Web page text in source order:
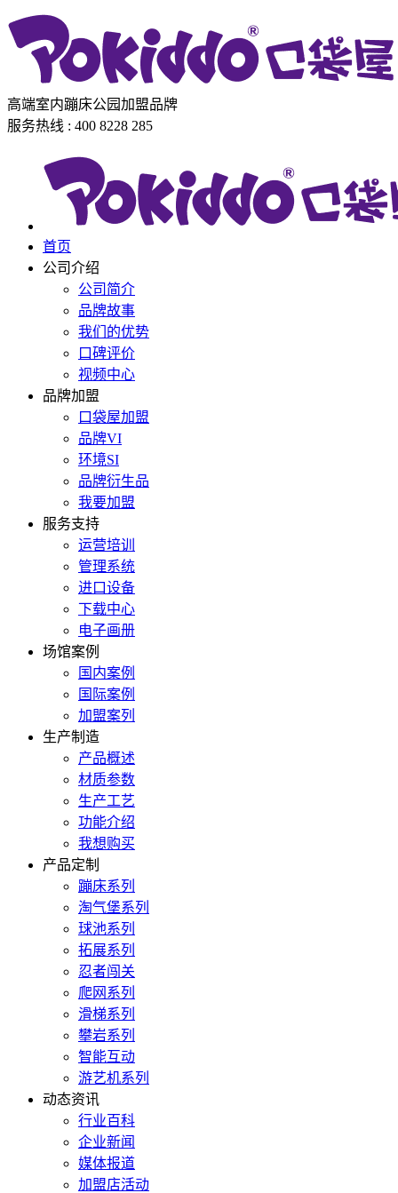
高端室内蹦床公园加盟品牌
服务热线 : 400 8228 285
首页
公司介绍
公司简介
品牌故事
我们的优势
口碑评价
视频中心
品牌加盟
口袋屋加盟
品牌VI
环境SI
品牌衍生品
我要加盟
服务支持
运营培训
管理系统
进口设备
下载中心
电子画册
场馆案例
国内案例
国际案例
加盟案列
生产制造
产品概述
材质参数
生产工艺
功能介绍
我想购买
产品定制
蹦床系列
淘气堡系列
球池系列
拓展系列
忍者闯关
爬网系列
滑梯系列
攀岩系列
智能互动
游艺机系列
动态资讯
行业百科
企业新闻
媒体报道
加盟店活动